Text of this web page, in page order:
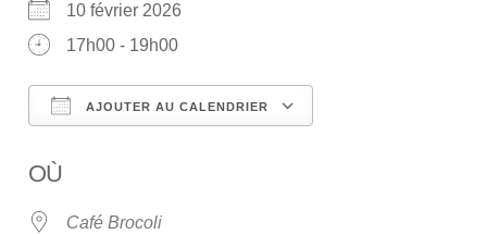
10 février 2026
17h00 - 19h00
AJOUTER AU CALENDRIER
OÙ
Café Brocoli